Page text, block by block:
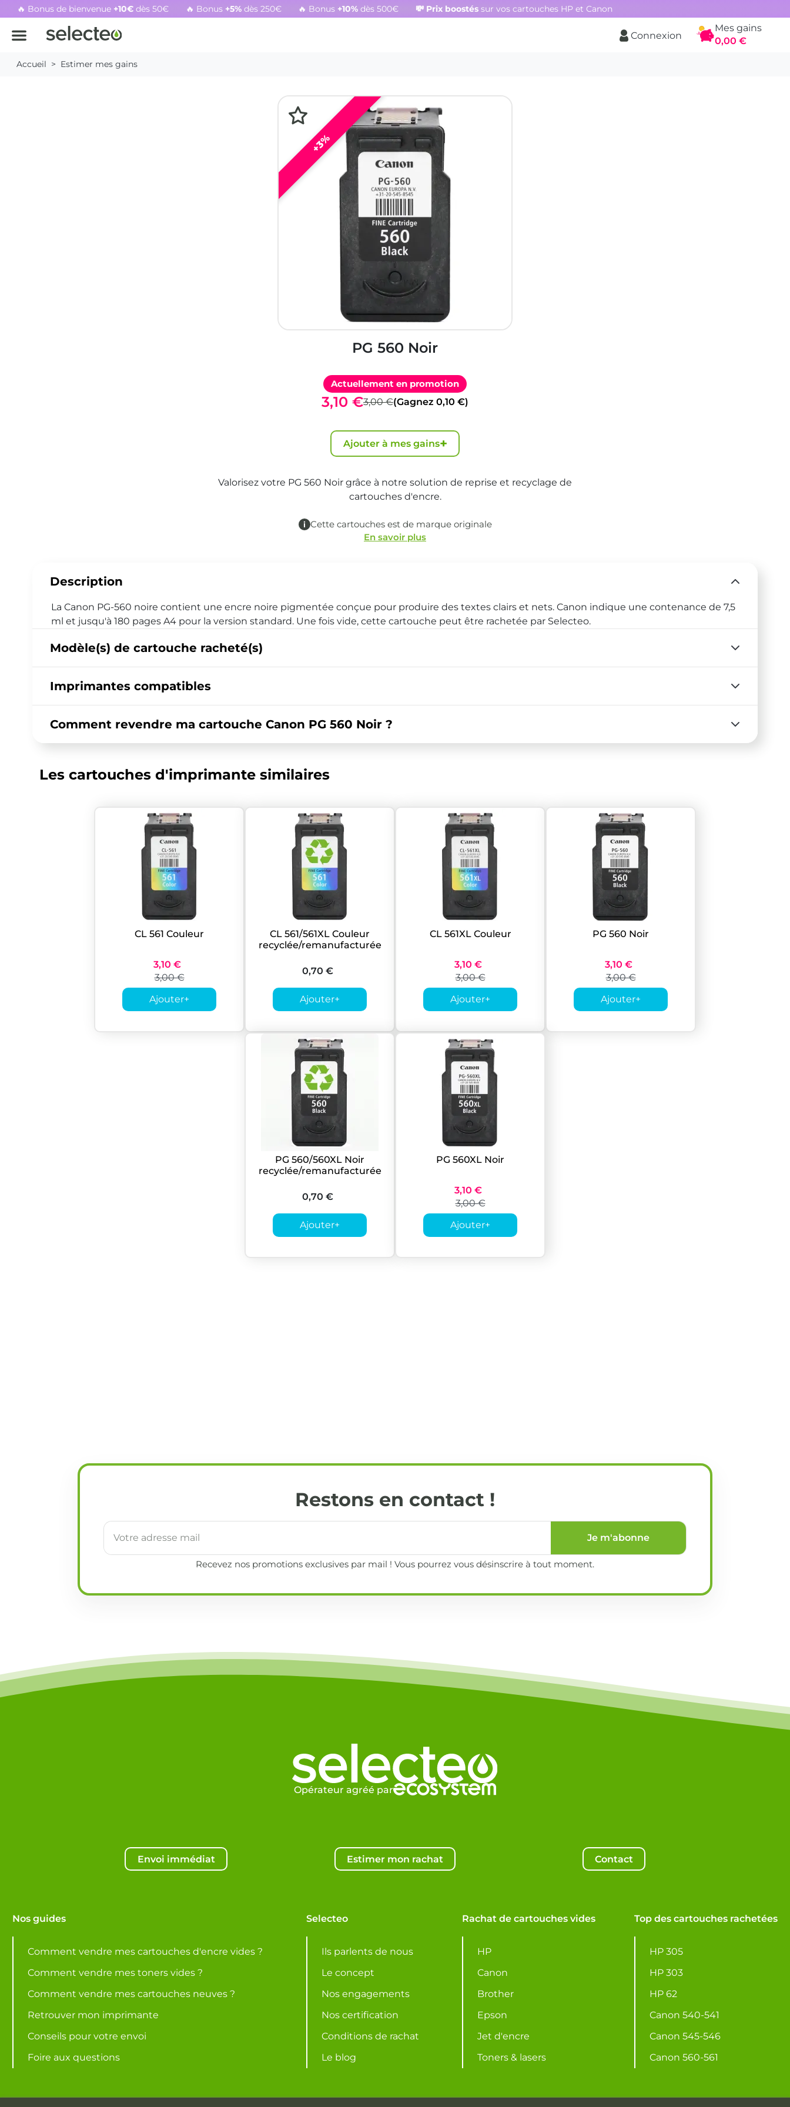
🔥 Bonus de bienvenue +10€dès 50€ 🔥 Bonus +5%dès 250€ 🔥 Bonus +10% dès 500€ 💸 Prix boostés sur vos cartouches HP et Canon
Connexion
Panier
Mes gains
0,00 €
Accueil Estimer mes gains
+3%
PG 560 Noir
Actuellement en promotion
3,10 €3,00 €(Gagnez 0,10 €)
Ajouter à mes gains+
Valorisez votre PG 560 Noir grâce à notre solution de reprise et recyclage de
cartouches d'encre.
Cette cartouches est de marque originale
En savoir plus
Description
La Canon PG-560 noire contient une encre noire pigmentée conçue pour produire des textes clairs et nets. Canon indique une contenance de 7,5
ml et jusqu'à 180 pages A4 pour la version standard. Une fois vide, cette cartouche peut être rachetée par Selecteo.
Modèle(s) de cartouche racheté(s)
Imprimantes compatibles
Comment revendre ma cartouche Canon PG 560 Noir ?
Les cartouches d'imprimante similaires
CL 561 Couleur
3,10 €
3,00 €
Ajouter+
CL 561/561XL Couleur
recyclée/remanufacturée
0,70 €
Ajouter+
CL 561XL Couleur
3,10 €
3,00 €
Ajouter+
PG 560 Noir
3,10 €
3,00 €
Ajouter+
PG 560/560XL Noir
recyclée/remanufacturée
0,70 €
Ajouter+
PG 560XL Noir
3,10 €
3,00 €
Ajouter+
Restons en contact !
Je m'abonne
Recevez nos promotions exclusives par mail ! Vous pourrez vous désinscrire à tout moment.
Opérateur agréé par
Envoi immédiat Estimer mon rachat Contact
Nos guides
Comment vendre mes cartouches d'encre vides ?
Comment vendre mes toners vides ?
Comment vendre mes cartouches neuves ?
Retrouver mon imprimante
Conseils pour votre envoi
Foire aux questions
Selecteo
Ils parlents de nous
Le concept
Nos engagements
Nos certification
Conditions de rachat
Le blog
Rachat de cartouches vides
HP
Canon
Brother
Epson
Jet d'encre
Toners & lasers
Top des cartouches rachetées
HP 305
HP 303
HP 62
Canon 540-541
Canon 545-546
Canon 560-561